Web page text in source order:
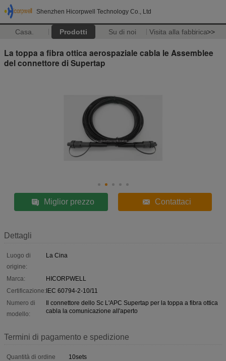
Shenzhen Hicorpwell Technology Co., Ltd
Casa. Prodotti Su di noi Visita alla fabbrica>>
La toppa a fibra ottica aerospaziale cabla le Assemblee
del connettore di Supertap
Miglior prezzo Contattaci
Dettagli
Luogo di
origine:
La Cina
Marca:
HICORPWELL
Certificazione:IEC 60794-2-10/11
Numero di
modello:
Il connettore dello Sc L'APC Supertap per la toppa a fibra ottica
cabla la comunicazione all'aperto
Termini di pagamento e spedizione
Quantità di ordine
10sets